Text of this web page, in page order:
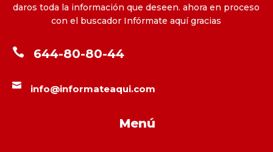
daros toda la información que deseen. ahora en proceso
con el buscador Infórmate aquí gracias
 644-80-80-44
 info@informateaqui.com
Menú